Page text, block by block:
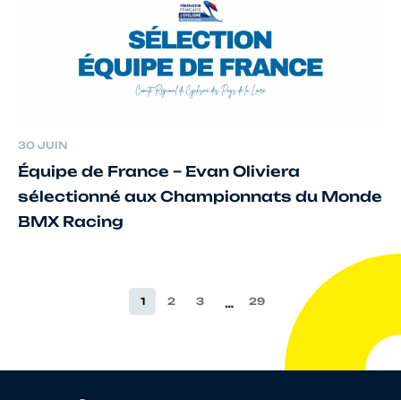
30 JUIN
Équipe de France – Evan Oliviera
sélectionné aux Championnats du Monde
BMX Racing
1 2 3 … 29